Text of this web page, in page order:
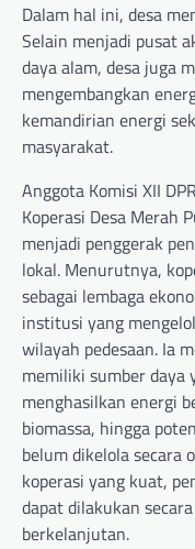
Dalam hal ini, desa
Selain menjadi pusat
daya alam, desa juga
mengembangkan
kemandirian energi
masyarakat.
Anggota Komisi XII
Koperasi Desa Merah
menjadi penggerak
lokal. Menurutnya,
sebagai lembaga
institusi yang
wilayah pedesaan. Ia
memiliki sumber daya
menghasilkan energi
biomassa, hingga
belum dikelola secara
koperasi yang kuat,
dapat dilakukan
berkelanjutan.